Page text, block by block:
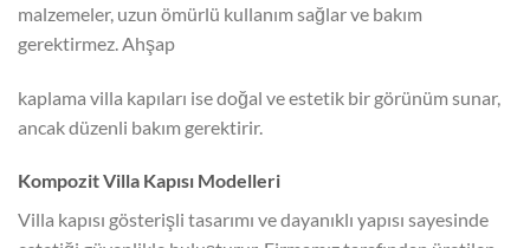
malzemeler, uzun ömürlü kullanım sağlar ve bakım
gerektirmez. Ahşap
kaplama villa kapıları ise doğal ve estetik bir görünüm sunar,
ancak düzenli bakım gerektirir.
Kompozit Villa Kapısı Modelleri
Villa kapısı gösterişli tasarımı ve dayanıklı yapısı sayesinde